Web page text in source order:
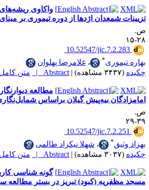
واکاوی ریشه‌های
شمعدان اژدها از دوره تیموری بر مبنای
10.52547/
،غلامرضا پهلوان
|
Abstract | متن کامل (PDF) (۲۷۰۹ دریافت)
مطالعه دیوارنگاری
بیه‌پیش گیلان براساس شمایل‌نگاری
10.52547/
،شهلا نیکزاد طالمی
|
Abstract | متن کامل (PDF) (۱۹۹۳ دریافت)
گونه شناسی کاربرد کاشی
(کبود) تبریز در بستر مطالعه سنن